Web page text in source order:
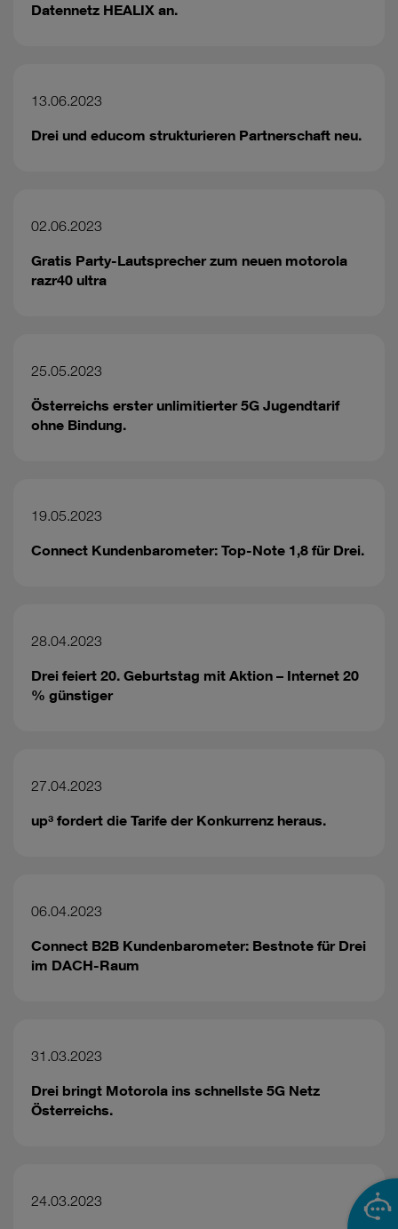
Datennetz HEALIX an.
13.06.2023
Drei und educom strukturieren Partnerschaft neu.
02.06.2023
Gratis Party-Lautsprecher zum neuen motorola
razr40 ultra
25.05.2023
Österreichs erster unlimitierter 5G Jugendtarif
ohne Bindung.
19.05.2023
Connect Kundenbarometer: Top-Note 1,8 für Drei.
28.04.2023
Drei feiert 20. Geburtstag mit Aktion – Internet 20
% günstiger
27.04.2023
up³ fordert die Tarife der Konkurrenz heraus.
06.04.2023
Connect B2B Kundenbarometer: Bestnote für Drei
im DACH-Raum
31.03.2023
Drei bringt Motorola ins schnellste 5G Netz
Österreichs.
24.03.2023